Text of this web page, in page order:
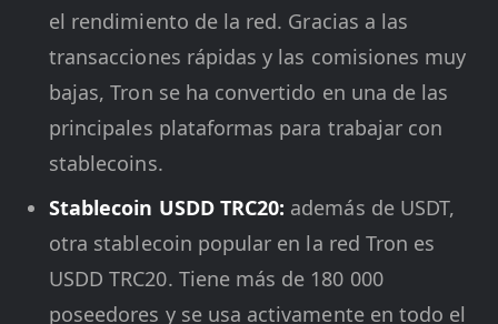
el rendimiento de la red. Gracias a las
transacciones rápidas y las comisiones muy
bajas, Tron se ha convertido en una de las
principales plataformas para trabajar con
stablecoins.
Stablecoin USDD TRC20: además de USDT,
otra stablecoin popular en la red Tron es
USDD TRC20. Tiene más de 180 000
poseedores y se usa activamente en todo el